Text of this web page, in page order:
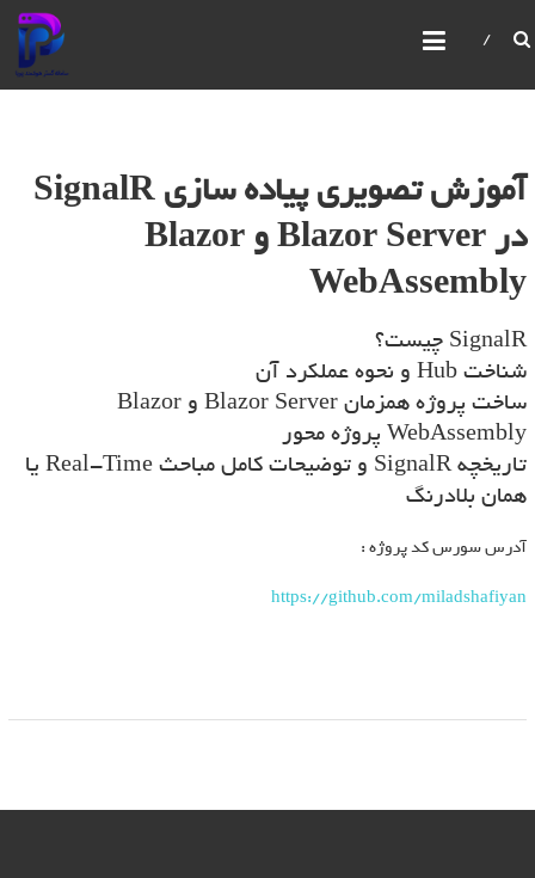
سامانه گستر هوشمند پویا
IBPMS یک سیستم یکپارچه مدیریت فرآیندهای کسب و
سازمان‌ها را با استفاده از رابط‌های گرافیکی فراهم می‌کند
آموزش تصویری پیاده سازی SignalR
در Blazor Server و Blazor
WebAssembly
SignalR چیست؟
شناخت Hub و نحوه عملکرد آن
ساخت پروژه همزمان Blazor Server و Blazor
WebAssembly پروژه محور
تاریخچه SignalR و توضیحات کامل مباحث Real-Time یا
همان بلادرنگ
آدرس سورس کد پروژه :
https://github.com/miladshafiyan